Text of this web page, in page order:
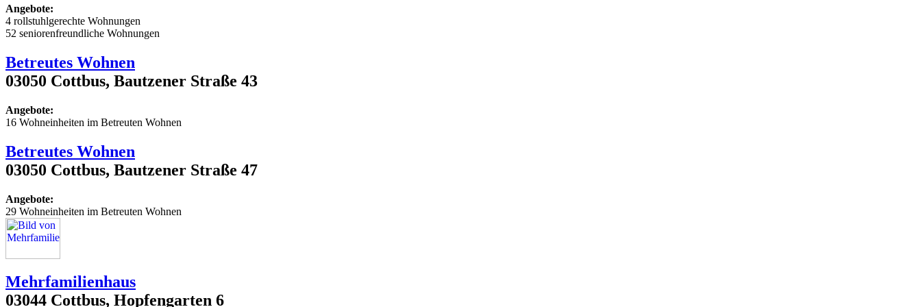
Angebote:
4 rollstuhlgerechte Wohnungen
52 seniorenfreundliche Wohnungen
Betreutes Wohnen
03050 Cottbus, Bautzener Straße 43
Angebote:
16 Wohneinheiten im Betreuten Wohnen
Betreutes Wohnen
03050 Cottbus, Bautzener Straße 47
Angebote:
29 Wohneinheiten im Betreuten Wohnen
Mehrfamilienhaus
03044 Cottbus, Hopfengarten 6